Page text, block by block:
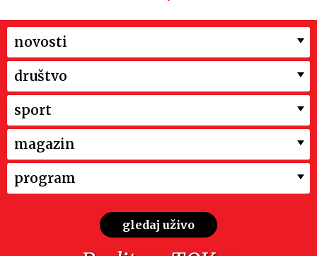
novosti
društvo
sport
magazin
program
gledaj uživo